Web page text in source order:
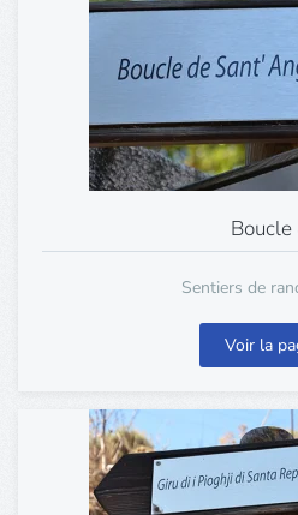
Boucle
Sentiers de
Voir la